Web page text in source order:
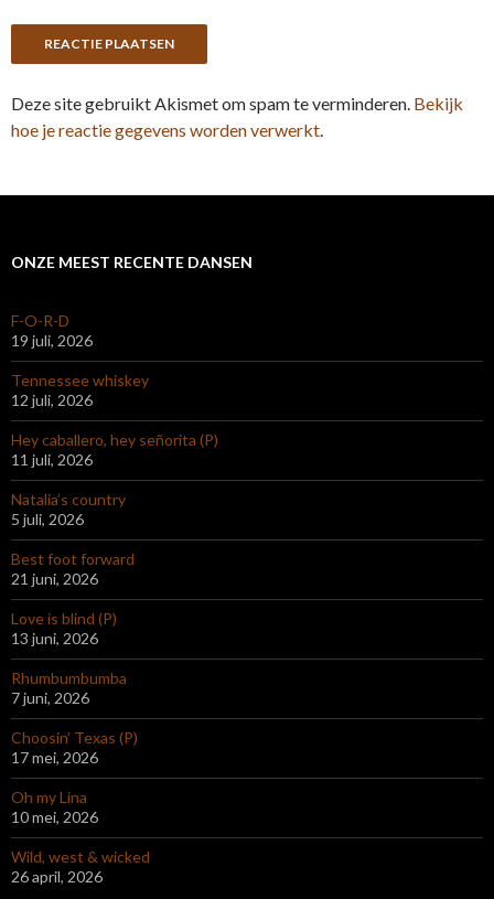
Deze site gebruikt Akismet om spam te verminderen. Bekijk
hoe je reactie gegevens worden verwerkt.
ONZE MEEST RECENTE DANSEN
F-O-R-D
19 juli, 2026
Tennessee whiskey
12 juli, 2026
Hey caballero, hey señorita (P)
11 juli, 2026
Natalia’s country
5 juli, 2026
Best foot forward
21 juni, 2026
Love is blind (P)
13 juni, 2026
Rhumbumbumba
7 juni, 2026
Choosin’ Texas (P)
17 mei, 2026
Oh my Lina
10 mei, 2026
Wild, west & wicked
26 april, 2026